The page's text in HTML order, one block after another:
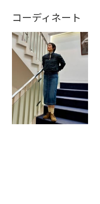
コーディネート